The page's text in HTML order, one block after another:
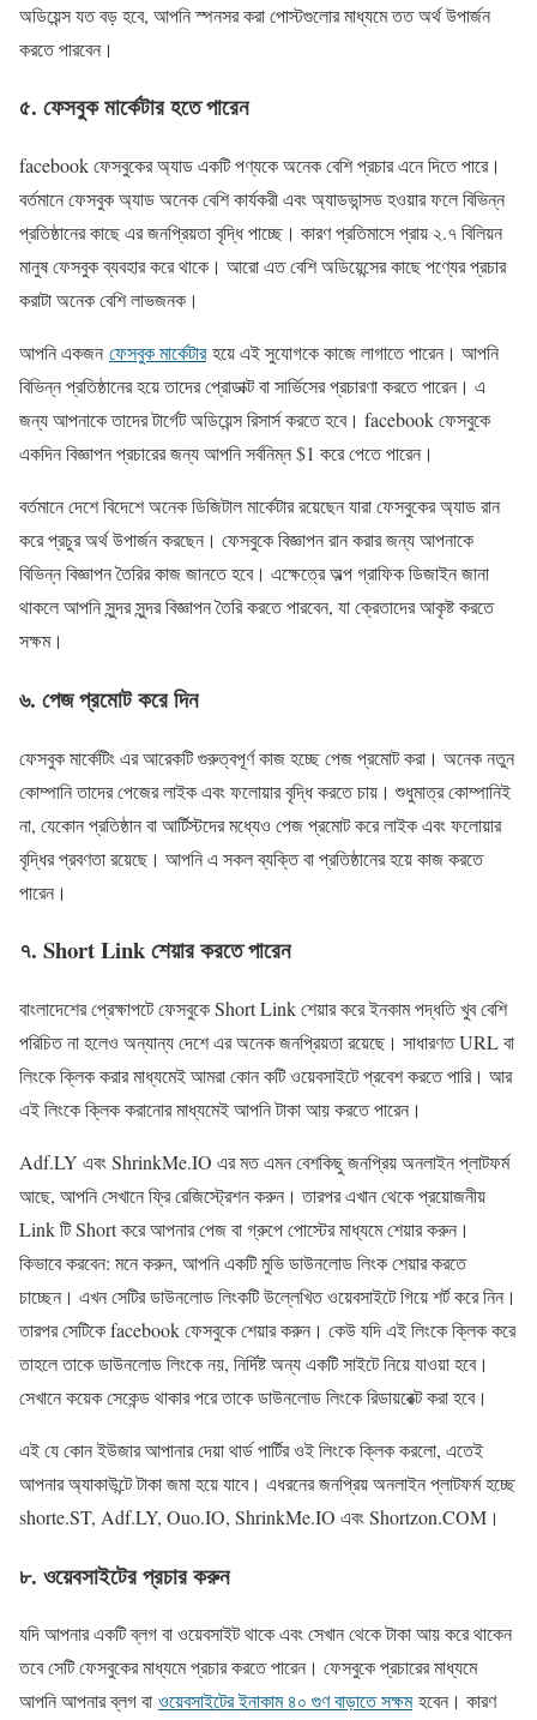
অডিয়েন্স যত বড় হবে, আপনি স্পনসর করা পোস্টগুলোর মাধ্যমে তত অর্থ উপার্জন
করতে পারবেন।
৫. ফেসবুক মার্কেটার হতে পারেন
facebook ফেসবুকের অ্যাড একটি পণ্যকে অনেক বেশি প্রচার এনে দিতে পারে।
বর্তমানে ফেসবুক অ্যাড অনেক বেশি কার্যকরী এবং অ্যাডভান্সড হওয়ার ফলে বিভিন্ন
প্রতিষ্ঠানের কাছে এর জনপ্রিয়তা বৃদ্ধি পাচ্ছে। কারণ প্রতিমাসে প্রায় ২.৭ বিলিয়ন
মানুষ ফেসবুক ব্যবহার করে থাকে। আরো এত বেশি অডিয়েন্সের কাছে পণ্যের প্রচার
করাটা অনেক বেশি লাভজনক।
আপনি একজন ফেসবুক মার্কেটারহয়ে এই সুযোগকে কাজে লাগাতে পারেন। আপনি
বিভিন্ন প্রতিষ্ঠানের হয়ে তাদের প্রোডাক্ট বা সার্ভিসের প্রচারণা করতে পারেন। এ
জন্য আপনাকে তাদের টার্গেট অডিয়েন্স রিসার্স করতে হবে। facebook ফেসবুকে
একদিন বিজ্ঞাপন প্রচারের জন্য আপনি সর্বনিম্ন $1 করে পেতে পারেন।
বর্তমানে দেশে বিদেশে অনেক ডিজিটাল মার্কেটার রয়েছেন যারা ফেসবুকের অ্যাড রান
করে প্রচুর অর্থ উপার্জন করছেন। ফেসবুকে বিজ্ঞাপন রান করার জন্য আপনাকে
বিভিন্ন বিজ্ঞাপন তৈরির কাজ জানতে হবে। এক্ষেত্রে অল্প গ্রাফিক ডিজাইন জানা
থাকলে আপনি সুন্দর সুন্দর বিজ্ঞাপন তৈরি করতে পারবেন, যা ক্রেতাদের আকৃষ্ট করতে
সক্ষম।
৬. পেজ প্রমোট করে দিন
ফেসবুক মার্কেটিং এর আরেকটি গুরুত্বপূর্ণ কাজ হচ্ছে পেজ প্রমোট করা। অনেক নতুন
কোম্পানি তাদের পেজের লাইক এবং ফলোয়ার বৃদ্ধি করতে চায়। শুধুমাত্র কোম্পানিই
না, যেকোন প্রতিষ্ঠান বা আর্টিস্টদের মধ্যেও পেজ প্রমোট করে লাইক এবং ফলোয়ার
বৃদ্ধির প্রবণতা রয়েছে। আপনি এ সকল ব্যক্তি বা প্রতিষ্ঠানের হয়ে কাজ করতে
পারেন।
৭. Short Link শেয়ার করতে পারেন
বাংলাদেশের প্রেক্ষাপটে ফেসবুকে Short Link শেয়ার করে ইনকাম পদ্ধতি খুব বেশি
পরিচিত না হলেও অন্যান্য দেশে এর অনেক জনপ্রিয়তা রয়েছে। সাধারণত URL বা
লিংকে ক্লিক করার মাধ্যমেই আমরা কোন কটি ওয়েবসাইটে প্রবেশ করতে পারি। আর
এই লিংকে ক্লিক করানোর মাধ্যমেই আপনি টাকা আয় করতে পারেন।
Adf.LY এবং ShrinkMe.IO এর মত এমন বেশকিছু জনপ্রিয় অনলাইন প্লাটফর্ম
আছে, আপনি সেখানে ফ্রি রেজিস্ট্রেশন করুন। তারপর এখান থেকে প্রয়োজনীয়
Link টি Short করে আপনার পেজ বা গ্রুপে পোস্টের মাধ্যমে শেয়ার করুন।
কিভাবে করবেন: মনে করুন, আপনি একটি মুভি ডাউনলোড লিংক শেয়ার করতে
চাচ্ছেন। এখন সেটির ডাউনলোড লিংকটি উল্লেখিত ওয়েবসাইটে গিয়ে শর্ট করে নিন।
তারপর সেটিকে facebook ফেসবুকে শেয়ার করুন। কেউ যদি এই লিংকে ক্লিক করে
তাহলে তাকে ডাউনলোড লিংকে নয়, নির্দিষ্ট অন্য একটি সাইটে নিয়ে যাওয়া হবে।
সেখানে কয়েক সেকেন্ড থাকার পরে তাকে ডাউনলোড লিংকে রিডায়রেক্ট করা হবে।
এই যে কোন ইউজার আপানার দেয়া থার্ড পার্টির ওই লিংকে ক্লিক করলো, এতেই
আপনার অ্যাকাউন্টে টাকা জমা হয়ে যাবে। এধরনের জনপ্রিয় অনলাইন প্লাটফর্ম হচ্ছে
shorte.ST, Adf.LY, Ouo.IO, ShrinkMe.IO এবং Shortzon.COM।
৮. ওয়েবসাইটের প্রচার করুন
যদি আপনার একটি ব্লগ বা ওয়েবসাইট থাকে এবং সেখান থেকে টাকা আয় করে থাকেন
তবে সেটি ফেসবুকের মাধ্যমে প্রচার করতে পারেন। ফেসবুকে প্রচারের মাধ্যমে
আপনি আপনার ব্লগ বা ওয়েবসাইটের ইনাকাম ৪০ গুণ বাড়াতে সক্ষমহবেন। কারণ